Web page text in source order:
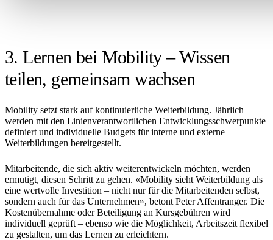
3. Lernen bei Mobility – Wissen
teilen, gemeinsam wachsen
Mobility setzt stark auf kontinuierliche Weiterbildung. Jährlich
werden mit den Linienverantwortlichen Entwicklungsschwerpunkte
definiert und individuelle Budgets für interne und externe
Weiterbildungen bereitgestellt.
Mitarbeitende, die sich aktiv weiterentwickeln möchten, werden
ermutigt, diesen Schritt zu gehen. «Mobility sieht Weiterbildung als
eine wertvolle Investition – nicht nur für die Mitarbeitenden selbst,
sondern auch für das Unternehmen», betont Peter Affentranger. Die
Kostenübernahme oder Beteiligung an Kursgebühren wird
individuell geprüft – ebenso wie die Möglichkeit, Arbeitszeit flexibel
zu gestalten, um das Lernen zu erleichtern.